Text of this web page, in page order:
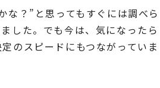
な？”と思ってもすぐには調べら
した。でも今は、気になったら
のスピードにもつながっていま